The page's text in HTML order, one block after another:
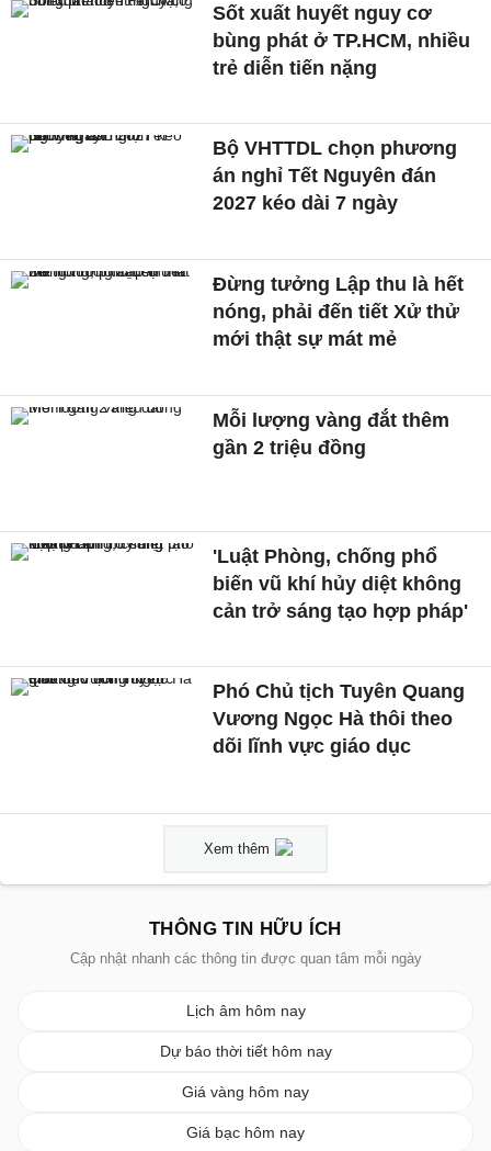
Sốt xuất huyết nguy cơ
bùng phát ở TP.HCM, nhiều
trẻ diễn tiến nặng
Bộ VHTTDL chọn phương
án nghỉ Tết Nguyên đán
2027 kéo dài 7 ngày
Đừng tưởng Lập thu là hết
nóng, phải đến tiết Xử thử
mới thật sự mát mẻ
Mỗi lượng vàng đắt thêm
gần 2 triệu đồng
'Luật Phòng, chống phổ
biến vũ khí hủy diệt không
cản trở sáng tạo hợp pháp'
Phó Chủ tịch Tuyên Quang
Vương Ngọc Hà thôi theo
dõi lĩnh vực giáo dục
Xem thêm
THÔNG TIN HỮU ÍCH
Cập nhật nhanh các thông tin được quan tâm mỗi ngày
Lịch âm hôm nay
Dự báo thời tiết hôm nay
Giá vàng hôm nay
Giá bạc hôm nay